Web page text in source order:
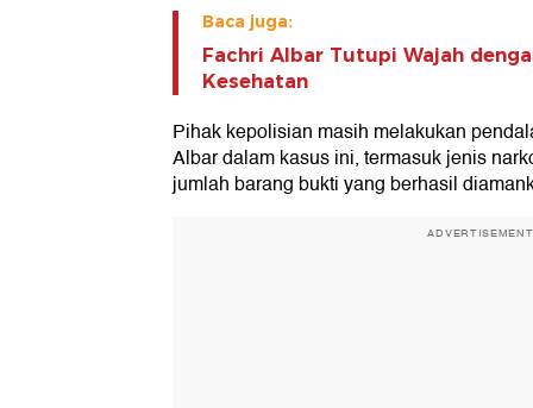
Baca juga:
Fachri Albar Tutupi Wajah
Kesehatan
Pihak kepolisian masih melakukan
Albar dalam kasus ini, termasuk jenis
jumlah barang bukti yang berhasil
ADVERTISEMENT